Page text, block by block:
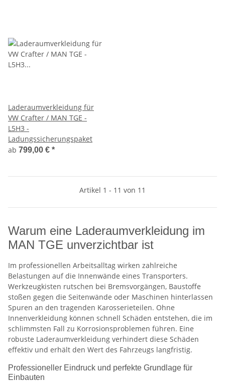
Laderaumverkleidung für
VW Crafter / MAN TGE -
L5H3 -
Ladungssicherungspaket
ab 799,00 € *
Artikel 1 - 11 von 11
Warum eine Laderaumverkleidung im
MAN TGE unverzichtbar ist
Im professionellen Arbeitsalltag wirken zahlreiche
Belastungen auf die Innenwände eines Transporters.
Werkzeugkisten rutschen bei Bremsvorgängen, Baustoffe
stoßen gegen die Seitenwände oder Maschinen hinterlassen
Spuren an den tragenden Karosserieteilen. Ohne
Innenverkleidung können schnell Schäden entstehen, die im
schlimmsten Fall zu Korrosionsproblemen führen. Eine
robuste Laderaumverkleidung verhindert diese Schäden
effektiv und erhält den Wert des Fahrzeugs langfristig.
Professioneller Eindruck und perfekte Grundlage für
Einbauten